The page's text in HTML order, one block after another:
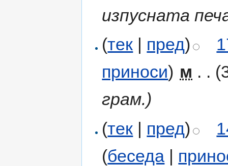
изпусната
(тек пред)
приноси) м . .
грам.)
(тек | пред)
(беседа |